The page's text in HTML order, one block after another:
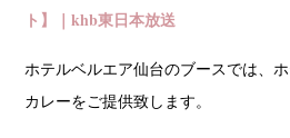
ト】｜khb東日本放送
ホテルベルエア仙台のブースでは、
カレーをご提供致します。